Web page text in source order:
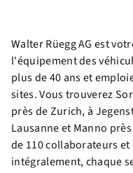
Walter Rüegg AG est
l'équipement des
plus de 40 ans et
sites. Vous trouverez
près de Zurich, à
Lausanne et Manno
de 110 collaborateurs
intégralement, chaque